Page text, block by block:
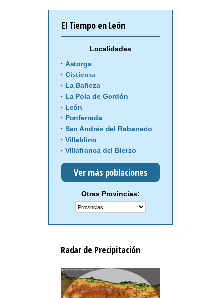
El Tiempo en León
Localidades
Astorga
Cistierna
La Bañeza
La Pola de Gordón
León
Ponferrada
San Andrés del Rabanedo
Villablino
Villafranca del Bierzo
Ver más poblaciones
Otras Provincias:
Radar de Precipitación